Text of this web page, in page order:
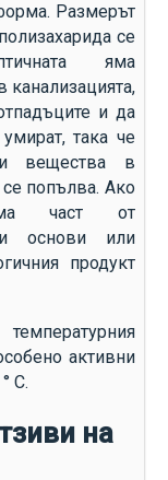
Размерът
се
яма
канализацията,
и да
така че
вещества в
попълва. Ако
част от
основи или
продукт
активни
C.
на